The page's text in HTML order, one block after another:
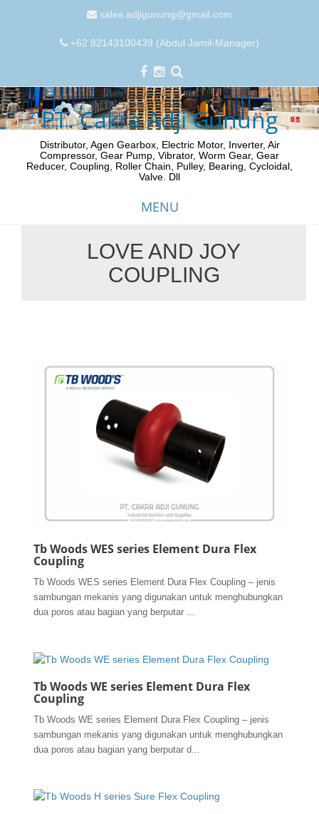
sales.adjigunung@gmail.com
+62 82143100439 (Abdul Jamil-Manager)
PT. Cakra Adji Gunung
Distributor, Agen Gearbox, Electric Motor, Inverter, Air
Compressor, Gear Pump, Vibrator, Worm Gear, Gear
Reducer, Coupling, Roller Chain, Pulley, Bearing, Cycloidal,
Valve. Dll
MENU
LOVE AND JOY
COUPLING
Tb Woods WES series Element Dura Flex
Coupling
Tb Woods WES series Element Dura Flex Coupling – jenis
sambungan mekanis yang digunakan untuk menghubungkan
dua poros atau bagian yang berputar ...
Tb Woods WE series Element Dura Flex
Coupling
Tb Woods WE series Element Dura Flex Coupling – jenis
sambungan mekanis yang digunakan untuk menghubungkan
dua poros atau bagian yang berputar d...